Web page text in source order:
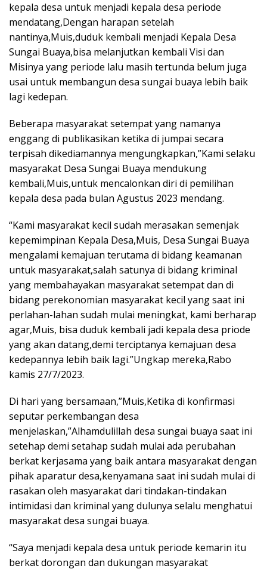
kepala desa untuk menjadi kepala desa periode
mendatang,Dengan harapan setelah
nantinya,Muis,duduk kembali menjadi Kepala Desa
Sungai Buaya,bisa melanjutkan kembali Visi dan
Misinya yang periode lalu masih tertunda belum juga
usai untuk membangun desa sungai buaya lebih baik
lagi kedepan.
Beberapa masyarakat setempat yang namanya
enggang di publikasikan ketika di jumpai secara
terpisah dikediamannya mengungkapkan,”Kami selaku
masyarakat Desa Sungai Buaya mendukung
kembali,Muis,untuk mencalonkan diri di pemilihan
kepala desa pada bulan Agustus 2023 mendang.
“Kami masyarakat kecil sudah merasakan semenjak
kepemimpinan Kepala Desa,Muis, Desa Sungai Buaya
mengalami kemajuan terutama di bidang keamanan
untuk masyarakat,salah satunya di bidang kriminal
yang membahayakan masyarakat setempat dan di
bidang perekonomian masyarakat kecil yang saat ini
perlahan-lahan sudah mulai meningkat, kami berharap
agar,Muis, bisa duduk kembali jadi kepala desa priode
yang akan datang,demi terciptanya kemajuan desa
kedepannya lebih baik lagi.”Ungkap mereka,Rabo
kamis 27/7/2023.
Di hari yang bersamaan,”Muis,Ketika di konfirmasi
seputar perkembangan desa
menjelaskan,”Alhamdulillah desa sungai buaya saat ini
setehap demi setahap sudah mulai ada perubahan
berkat kerjasama yang baik antara masyarakat dengan
pihak aparatur desa,kenyamana saat ini sudah mulai di
rasakan oleh masyarakat dari tindakan-tindakan
intimidasi dan kriminal yang dulunya selalu menghatui
masyarakat desa sungai buaya.
“Saya menjadi kepala desa untuk periode kemarin itu
berkat dorongan dan dukungan masyarakat